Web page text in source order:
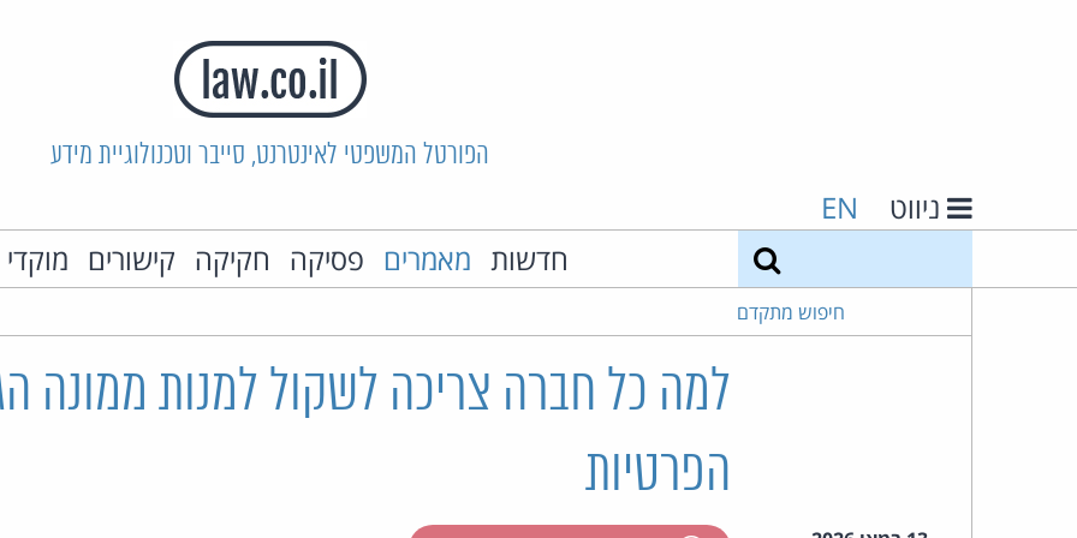
הפורטל המשפטי לאינטרנט, סייבר וטכנולוגיית מידע
ניווט EN
חדשות מאמרים פסיקה חקיקה קישורים
חיפוש מתקדם
למה כל חברה צריכה לשקול למנות ממונה
הפרטיות